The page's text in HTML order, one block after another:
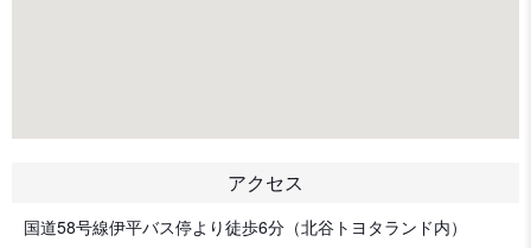
アクセス
国道58号線伊平バス停より徒歩6分（北谷トヨタランド内）